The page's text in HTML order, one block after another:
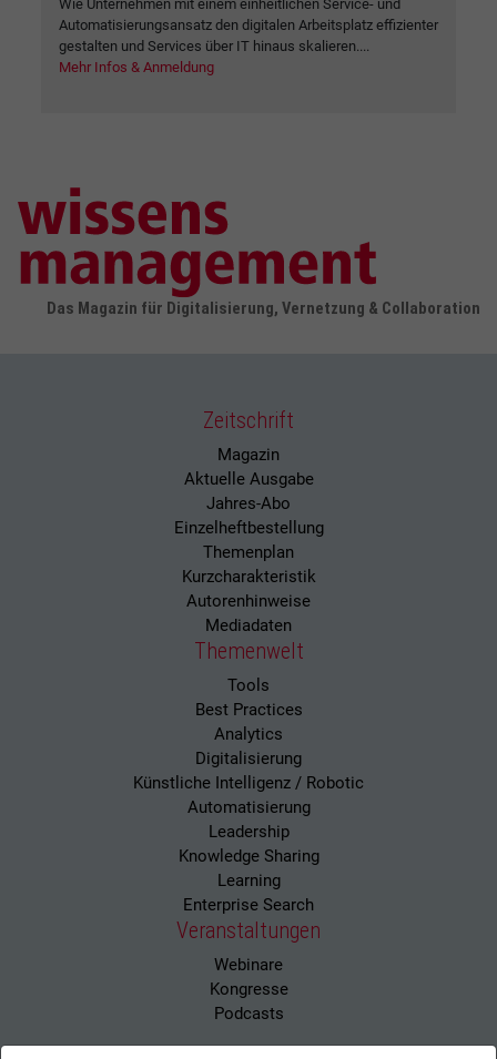
Wie Unternehmen mit einem einheitlichen Service- und
Automatisierungsansatz den digitalen Arbeitsplatz effizienter
gestalten und Services über IT hinaus skalieren....
Mehr Infos & Anmeldung
Das Magazin für Digitalisierung, Vernetzung & Collaboration
Zeitschrift
Magazin
Aktuelle Ausgabe
Jahres-Abo
Einzelheftbestellung
Themenplan
Kurzcharakteristik
Autorenhinweise
Mediadaten
Themenwelt
Tools
Best Practices
Analytics
Digitalisierung
Künstliche Intelligenz / Robotic
Automatisierung
Leadership
Knowledge Sharing
Learning
Enterprise Search
Veranstaltungen
Webinare
Kongresse
Podcasts